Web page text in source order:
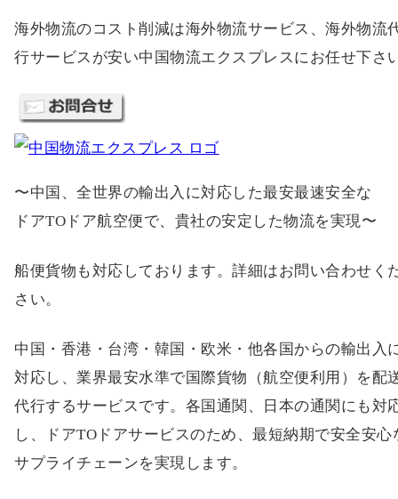
海外物流のコスト削減は海外物流サービス、海外物流
行サービスが安い中国物流エクスプレスにお任せ下さ
〜中国、全世界の輸出入に対応した最安最速安全な
ドアTOドア航空便で、貴社の安定した物流を実現〜
船便貨物も対応しております。詳細はお問い合わせく
さい。
中国・香港・台湾・韓国・欧米・他各国からの輸出入
対応し、業界最安水準で国際貨物（航空便利用）を配
代行するサービスです。各国通関、日本の通関にも対
し、ドアTOドアサービスのため、最短納期で安全安心
サプライチェーンを実現します。